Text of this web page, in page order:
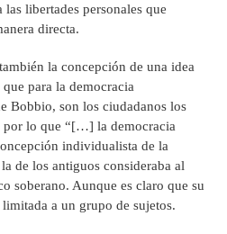
libertades personales que
directa.
la concepción de una idea
para la democracia
Bobbio, son los ciudadanos los
por lo que “[…] la democracia
individualista de la
de los antiguos consideraba al
soberano. Aunque es claro que su
a un grupo de sujetos.